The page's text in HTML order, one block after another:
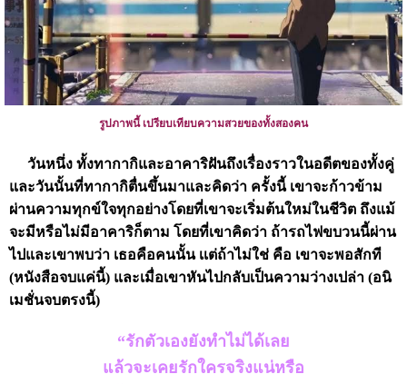
รูปภาพนี้ เปรียบเทียบความสวยของทั้งสองคน
วันหนึ่ง ทั้งทากากิและอาคาริฝันถึงเรื่องราวในอดีตของทั้งคู่
และวันนั้นที่ทากากิตื่นขึ้นมาและคิดว่า ครั้งนี้ เขาจะก้าวข้าม
ผ่านความทุกข์ใจทุกอย่างโดยที่เขาจะเริ่มต้นใหม่ในชีวิต ถึงแม้
จะมีหรือไม่มีอาคาริก็ตาม โดยที่เขาคิดว่า ถ้ารถไฟขบวนนี้ผ่าน
ไปและเขาพบว่า เธอคือคนนั้น เเต่ถ้าไม่ใช่ คือ เขาจะพอสักที
(หนังสือจบแค่นี้) และเมื่อเขาหันไปกลับเป็นความว่างเปล่า (อนิ
เมชั่นจบตรงนี้)
“รักตัวเองยังทำไม่ได้เลย
แล้วจะเคยรักใครจริงแน่หรือ